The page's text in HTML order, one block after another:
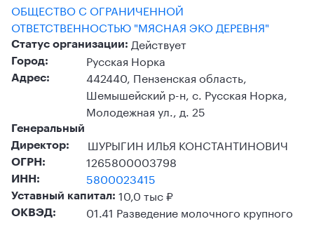
ОБЩЕСТВО С ОГРАНИЧЕННОЙ
ОТВЕТСТВЕННОСТЬЮ "МЯСНАЯ ЭКО ДЕРЕВНЯ"
Статус организации: Действует
Город: Русская Норка
Адрес:
442440, Пензенская область,
Шемышейский р-н, с. Русская Норка,
Молодежная ул., д. 25
Генеральный
Директор:
ШУРЫГИН ИЛЬЯ КОНСТАНТИНОВИЧ
ОГРН: 1265800003798
ИНН: 5800023415
Уставный капитал: 10,0 тыс ₽
ОКВЭД:
01.41 Разведение молочного крупного